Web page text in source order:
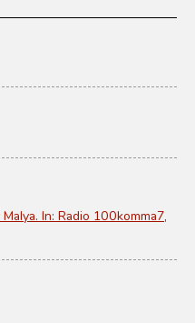
In: Radio 100komma7,